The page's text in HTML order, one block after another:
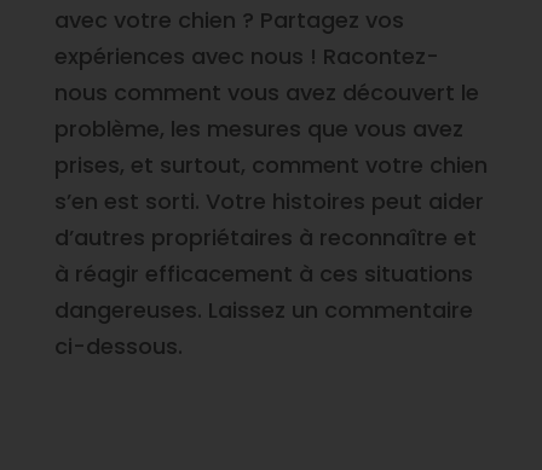
avec votre chien ? Partagez vos
expériences avec nous ! Racontez-
nous comment vous avez découvert le
problème, les mesures que vous avez
prises, et surtout, comment votre chien
s’en est sorti. Votre histoires peut aider
d’autres propriétaires à reconnaître et
à réagir efficacement à ces situations
dangereuses. Laissez un commentaire
ci-dessous.